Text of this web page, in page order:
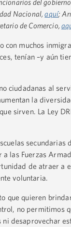
del
Nacional,aquí;
de Comercio,
muchos
tenían –y aún
ciudadanas al
la
sirven. La Ley
secundarias
las Fuerzas
de atraer a
voluntaria.
que quieren
no permitimos
ni desaprovechar